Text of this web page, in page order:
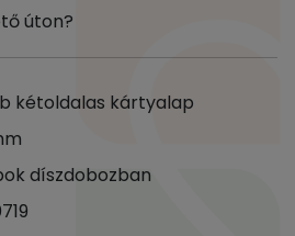
úton?
kétoldalas kártyalap
díszdobozban